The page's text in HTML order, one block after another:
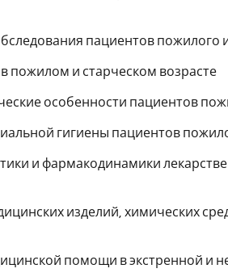
пациентов пожилого
пожилом и старческом возрасте
особенности пациентов
гигиены пациентов
и фармакодинамики
изделий, химических
помощи в экстренной и